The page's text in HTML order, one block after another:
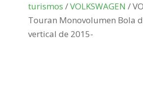
turismos /VOLKSWAGEN /
Touran Monovolumen Bola
vertical de 2015-